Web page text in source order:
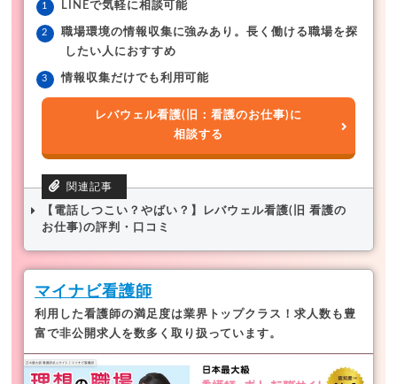
LINEで気軽に相談可能
職場環境の情報収集に強みあり。長く働ける職場を探
したい人におすすめ
情報収集だけでも利用可能
レバウェル看護(旧：看護のお仕事)に
相談する
【電話しつこい？やばい？】レバウェル看護(旧 看護の
お仕事)の評判・口コミ
マイナビ看護師
利用した看護師の満足度は業界トップクラス！求人数も豊
富で非公開求人を数多く取り扱っています。